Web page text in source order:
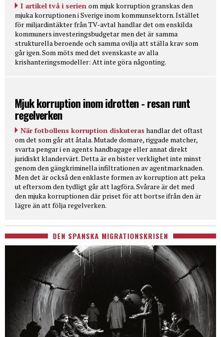
I artikel två i serien om mjuk korruption granskas den
mjuka korruptionen i Sverige inom kommunsektorn. Istället
för miljardintäkter från TV-avtal handlar det om enskilda
kommuners investeringsbudgetar men det är samma
strukturella beroende och samma ovilja att ställa krav som
går igen. Som möts med det svenskaste av alla
krishanteringsmodeller: Att inte göra någonting.
Mjuk korruption inom idrotten - resan runt
regelverken
När fotbollens korruption diskuteras handlar det oftast
om det som går att åtala. Mutade domare, riggade matcher,
svarta pengar i en agents handbagage eller annat direkt
juridiskt klandervärt. Detta är en bister verklighet inte minst
genom den gängkriminella infiltrationen av agentmarknaden.
Men det är också den enklaste formen av korruption att peka
ut eftersom den tydligt går att lagföra. Svårare är det med
den mjuka korruptionen där priset för att bortse ifrån den är
lägre än att följa regelverken.
DEN SPANSKA MIGRATIONSKRISEN